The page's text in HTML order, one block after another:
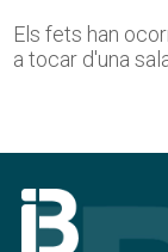
Els fets han
a tocar d'una